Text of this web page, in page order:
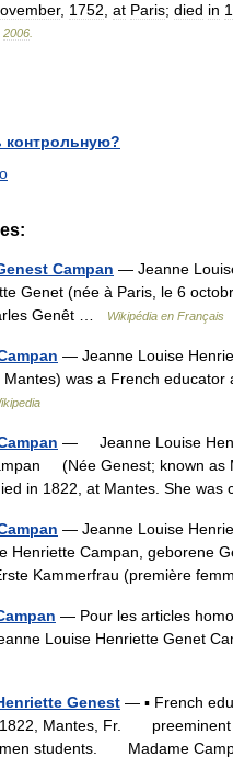
, 1752 at Paris; died in
2006
Campan — Jeanne
Genet (née à Paris, le 6
Genêt …
Wikipédia en Français
— Jeanne Louise
was a French
— Jeanne Louise
(Née Genest; known
in 1822, at Mantes. She
— Jeanne Louise
Henriette Campan, geborene
Kammerfrau (première
— Pour les articles
Louise Henriette Genet
Genest — ▪ French
Mantes, Fr. preeminent
students. Madame